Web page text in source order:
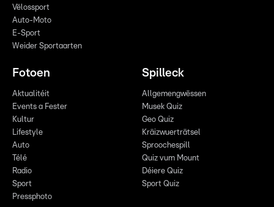
Vëlossport
Auto-Moto
E-Sport
Weider Sportaarten
Fotoen
Aktualitéit
Events a Fester
Kultur
Lifestyle
Auto
Télé
Radio
Sport
Pressphoto
Spilleck
Allgemengwëssen
Musek Quiz
Geo Quiz
Kräizwuerträtsel
Sproochespill
Quiz vum Mount
Déiere Quiz
Sport Quiz